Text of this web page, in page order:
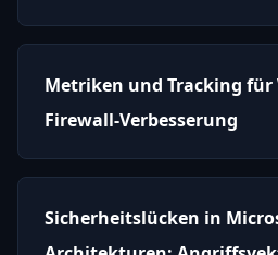
Metriken und Tracking für
Firewall-Verbesserung
Sicherheitslücken in